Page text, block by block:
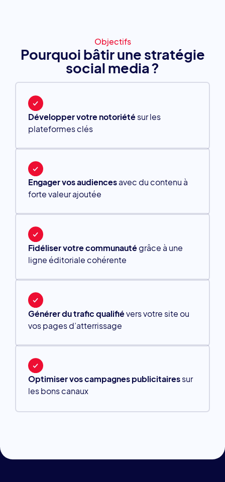
Objectifs
Pourquoi bâtir une stratégie
social media ?
Développer votre notoriétésur les
plateformes clés
Engager vos audiencesavec du contenu à
forte valeur ajoutée
Fidéliser votre communautégrâce à une
ligne éditoriale cohérente
Générer du trafic qualifiévers votre site ou
vos pages d’atterrissage
Optimiser vos campagnes publicitairessur
les bons canaux